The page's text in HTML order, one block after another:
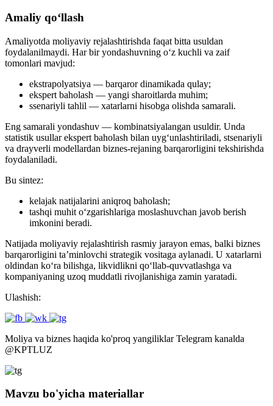
Amaliy qo‘llash
Amaliyotda moliyaviy rejalashtirishda faqat bitta usuldan
foydalanilmaydi. Har bir yondashuvning o‘z kuchli va zaif
tomonlari mavjud:
ekstrapolyatsiya — barqaror dinamikada qulay;
ekspert baholash — yangi sharoitlarda muhim;
ssenariyli tahlil — xatarlarni hisobga olishda samarali.
Eng samarali yondashuv — kombinatsiyalangan usuldir. Unda
statistik usullar ekspert baholash bilan uyg‘unlashtiriladi, stsenariyli
va drayverli modellardan biznes-rejaning barqarorligini tekshirishda
foydalaniladi.
Bu sintez:
kelajak natijalarini aniqroq baholash;
tashqi muhit o‘zgarishlariga moslashuvchan javob berish
imkonini beradi.
Natijada moliyaviy rejalashtirish rasmiy jarayon emas, balki biznes
barqarorligini ta’minlovchi strategik vositaga aylanadi. U xatarlarni
oldindan ko‘ra bilishga, likvidlikni qo‘llab-quvvatlashga va
kompaniyaning uzoq muddatli rivojlanishiga zamin yaratadi.
Ulashish:
Moliya va biznes haqida ko'proq yangiliklar Telegram kanalda
@KPTLUZ
Mavzu bo'yicha materiallar